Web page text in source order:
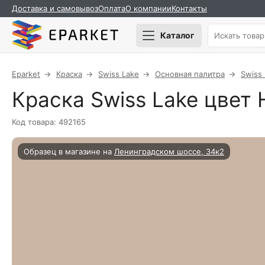
Доставка и самовывозОплатаО компанииКонтакты
Каталог
Eparket Краска Swiss Lake Основная палитра Swiss
Краска Swiss Lake цвет
Код товара: 492165
Образец в магазине на Ленинградском шоссе, 34к2